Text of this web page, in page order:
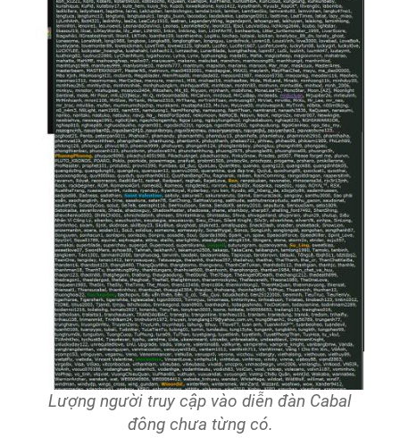
Lượng người truy cập vào diễn đàn Cabal
đông chưa từng có.